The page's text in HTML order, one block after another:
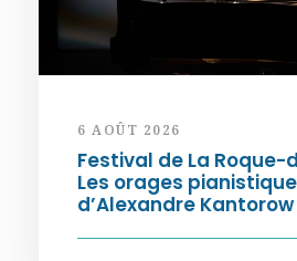
6 AOÛT 2026
Festival de La Roque-
Les orages
d’Alexandre Kantorow